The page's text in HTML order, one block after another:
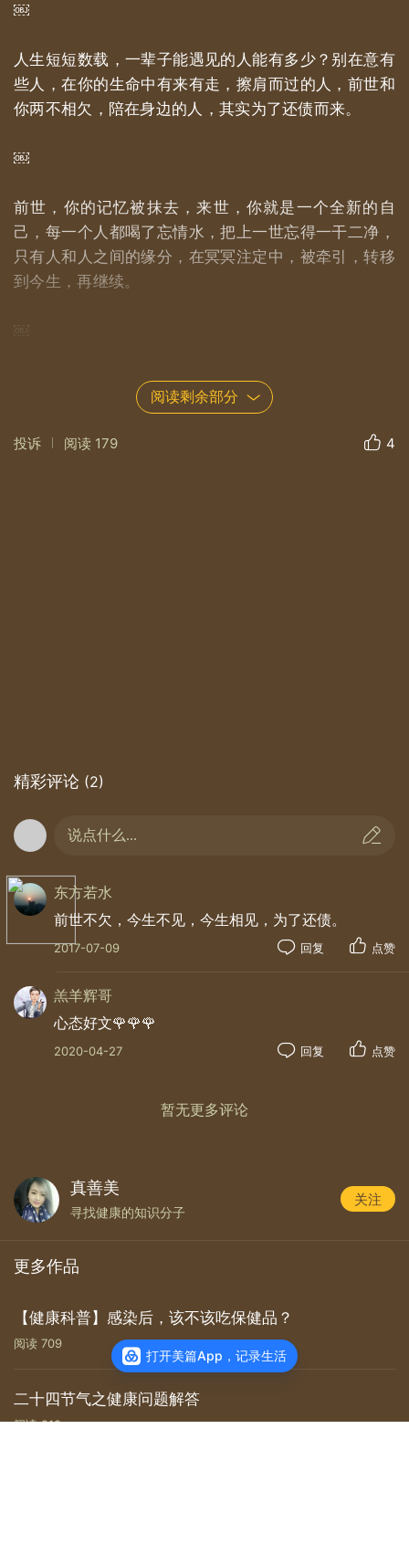
￼
人生短短数载，一辈子能遇见的人能有多少？别在意有
些人，在你的生命中有来有走，擦肩而过的人，前世和
你两不相欠，陪在身边的人，其实为了还债而来。
￼
前世，你的记忆被抹去，来世，你就是一个全新的自
己，每一个人都喝了忘情水，把上一世忘得一干二净，
只有人和人之间的缘分，在冥冥注定中，被牵引，转移
到今生，再继续。
￼
若信，请重视你身边的每一次相遇，若爱，请珍惜你身
边的每一份感情，今生所有的相遇，都是为了还债，和
亲人之间，把亲情弥补；和朋友之间，把友情偿还；和
恋人之间，把爱情补全。这些情债，来自上辈子积赞。
阅读剩余部分
投诉 阅读 179 4
精彩评论 (2)
说点什么...
东方若水
前世不欠，今生不见，今生相见，为了还债。
2017-07-09 回复 点赞
羔羊辉哥
心态好文🌹🌹🌹
2020-04-27 回复 点赞
暂无更多评论
真善美
寻找健康的知识分子
关注
更多作品
【健康科普】感染后，该不该吃保健品？
阅读 709
二十四节气之健康问题解答
阅读 218
打开美篇App，记录生活